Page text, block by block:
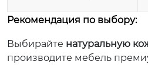
Рекомендация по выбору:
Выбирайте натуральную
производите мебель